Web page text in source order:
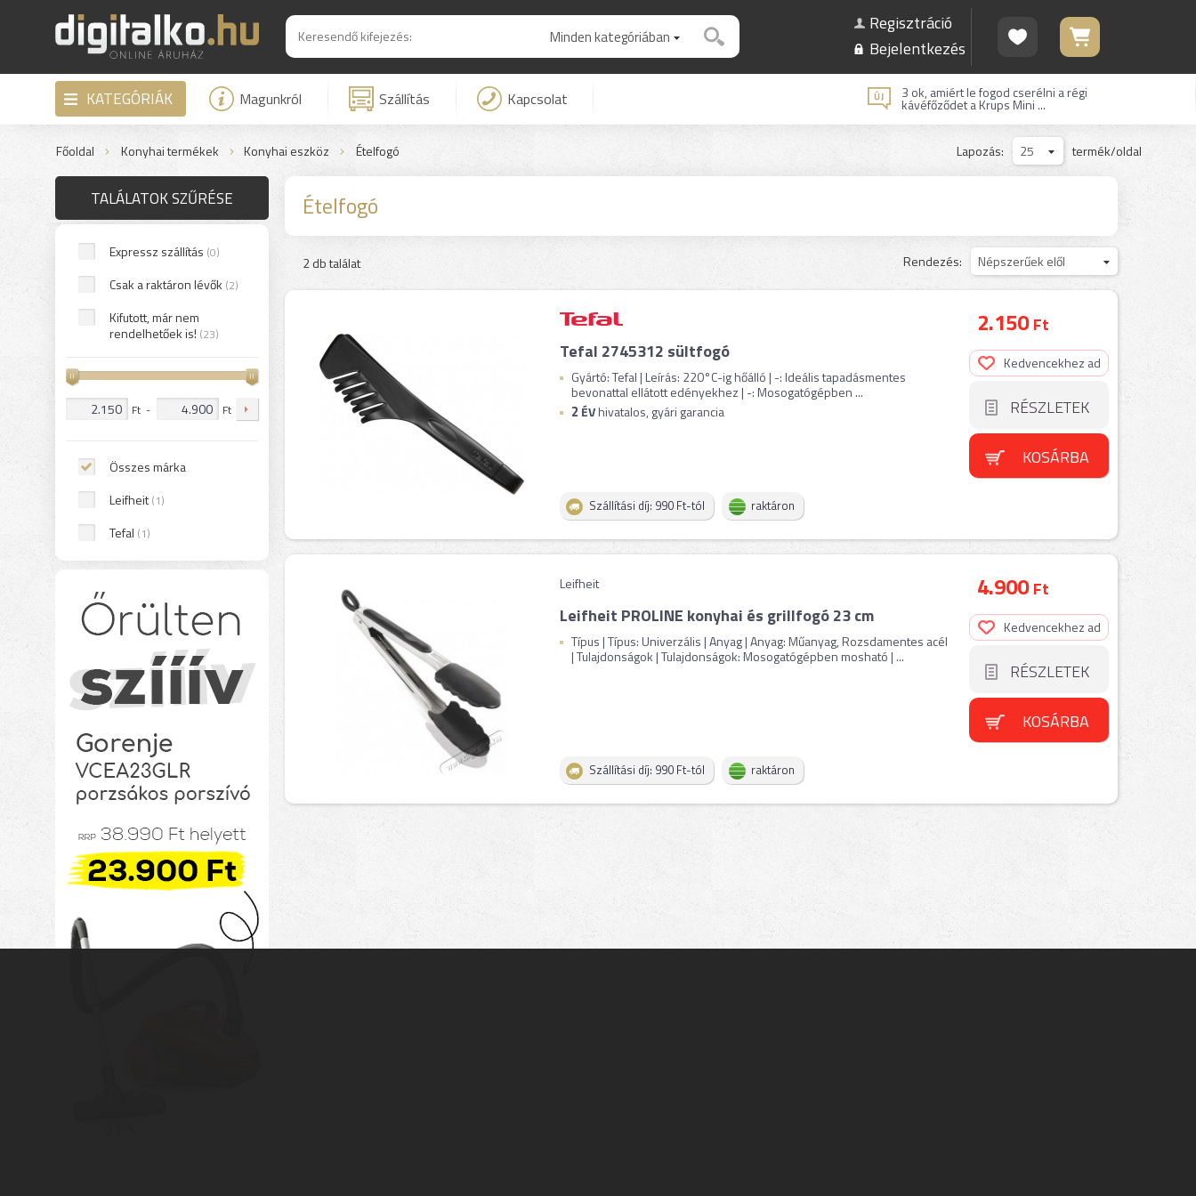
Minden kategóriában
Regisztráció
Bejelentkezés
KATEGÓRIÁK Magunkról Szállítás Kapcsolat 3 ok, amiért le fogod cserélni a régi
kávéfőződet a Krups Mini ...
Főoldal Konyhai termékek Konyhai eszköz Ételfogó termék/oldal
25
Lapozás:
TALÁLATOK SZŰRÉSE
Expressz szállítás (0)
Csak a raktáron lévők (2)
Kifutott, már nem
rendelhetőek is! (23)
Ft - Ft
Összes márka
Leifheit(1)
Tefal (1)
Ételfogó
2 db találat Népszerűek elől
Rendezés:
Tefal 2745312 sültfogó
Gyártó: Tefal | Leírás: 220°C-ig hőálló | -: Ideális tapadásmentes
bevonattal ellátott edényekhez | -: Mosogatógépben ...
2 ÉVhivatalos, gyári garancia
Szállítási díj: 990 Ft-tól raktáron
2.150Ft
Kedvencekhez ad
RÉSZLETEK
KOSÁRBA
Leifheit
Leifheit PROLINE konyhai és grillfogó 23 cm
Típus | Típus: Univerzális | Anyag | Anyag: Műanyag, Rozsdamentes acél
| Tulajdonságok | Tulajdonságok: Mosogatógépben mosható | ...
Szállítási díj: 990 Ft-tól raktáron
4.900Ft
Kedvencekhez ad
RÉSZLETEK
KOSÁRBA